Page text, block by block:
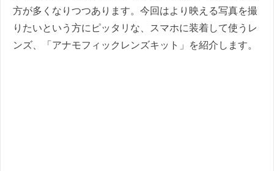
方が多くなりつつあります。今回はより映える写真を撮
りたいという方にピッタリな、スマホに装着して使うレ
ンズ、「アナモフィックレンズキット」を紹介します。